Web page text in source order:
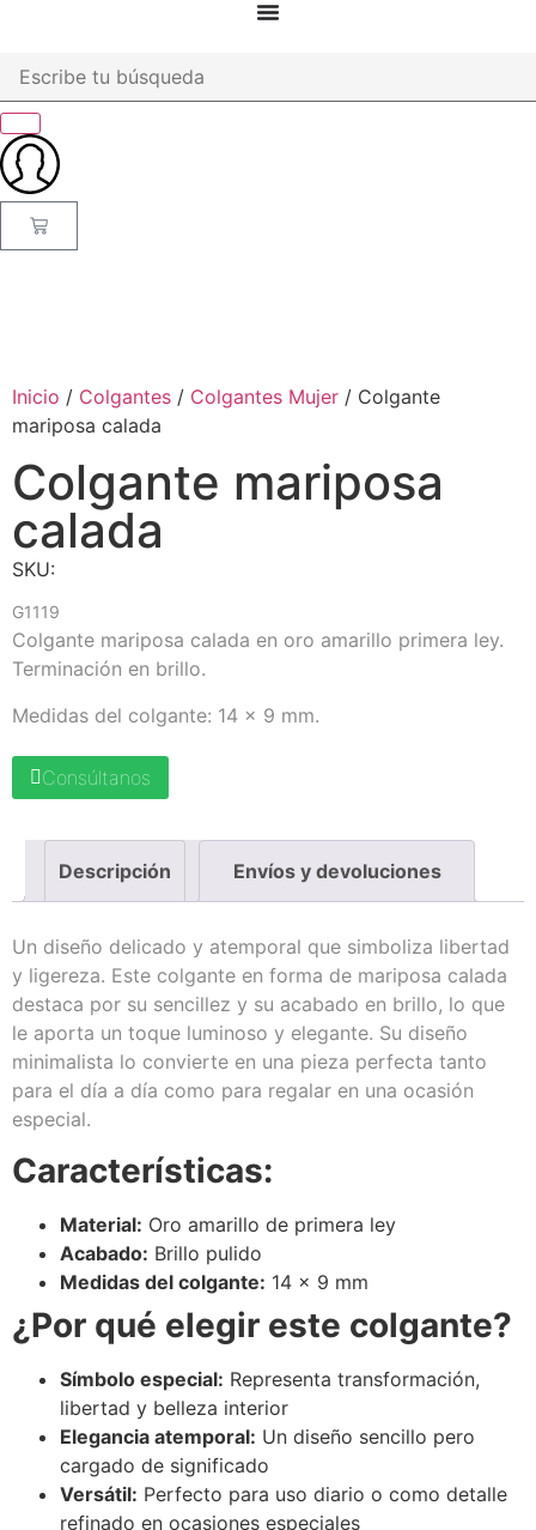
Inicio / Colgantes / Colgantes Mujer / Colgante
mariposa calada
Colgante mariposa
calada
SKU:
G1119
Colgante mariposa calada en oro amarillo primera ley.
Terminación en brillo.
Medidas del colgante: 14 x 9 mm.
Consúltanos
Descripción Envíos y devoluciones
Un diseño delicado y atemporal que simboliza libertad
y ligereza. Este colgante en forma de mariposa calada
destaca por su sencillez y su acabado en brillo, lo que
le aporta un toque luminoso y elegante. Su diseño
minimalista lo convierte en una pieza perfecta tanto
para el día a día como para regalar en una ocasión
especial.
Características:
Material: Oro amarillo de primera ley
Acabado: Brillo pulido
Medidas del colgante: 14 x 9 mm
¿Por qué elegir este colgante?
Símbolo especial: Representa transformación,
libertad y belleza interior
Elegancia atemporal: Un diseño sencillo pero
cargado de significado
Versátil: Perfecto para uso diario o como detalle
refinado en ocasiones especiales